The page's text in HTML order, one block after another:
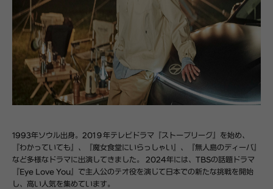
1993年ソウル出身。201９年テレビドラマ『ストーブリーグ』を始め、
『わかっていても』、『魔女食堂にいらっしゃい』、『無人島のディーバ』
など多様なドラマに出演してきました。 2024年には、TBSの話題ドラマ
『Eye Love You』で主人公のテオ役を演じて日本での新たな挑戦を開始
し、高い人気を集めています。